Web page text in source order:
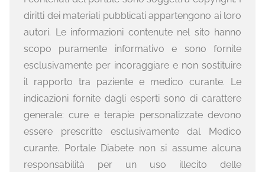
diritti dei materiali pubblicati appartengono ai loro
autori. Le informazioni contenute nel sito hanno
scopo puramente informativo e sono fornite
esclusivamente per incoraggiare e non sostituire
il rapporto tra paziente e medico curante. Le
indicazioni fornite dagli esperti sono di carattere
generale: cure e terapie personalizzate devono
essere prescritte esclusivamente dal Medico
curante. Portale Diabete non si assume alcuna
responsabilità per un uso illecito delle